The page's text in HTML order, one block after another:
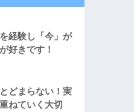
経験し「今」が
好きです！
どまらない！実
ねていく大切